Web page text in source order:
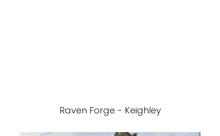
Raven Forge - Keighley